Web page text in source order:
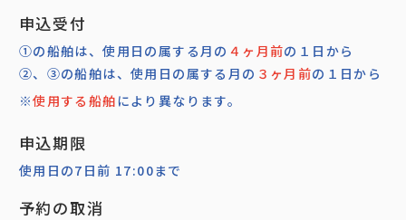
申込受付
①の船舶は、使用日の属する月の ４ヶ月前の１日から
②、③の船舶は、使用日の属する月の ３ヶ月前の１日から
※使用する船舶により異なります。
申込期限
使用日の7日前 17:00まで
予約の取消